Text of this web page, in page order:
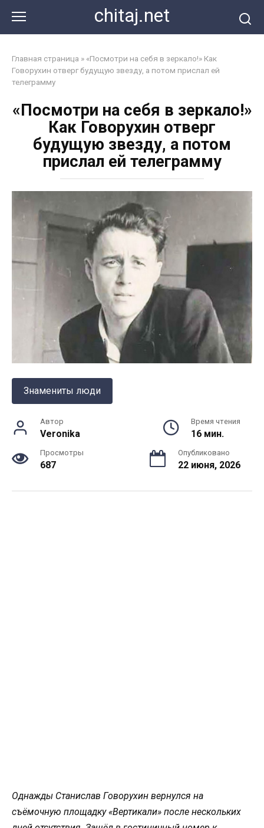
контенту
chitaj.net
Главная страница » «Посмотри на себя в зеркало!» Как
Говорухин отверг будущую звезду, а потом прислал ей
телеграмму
«Посмотри на себя в зеркало!»
Как Говорухин отверг
будущую звезду, а потом
прислал ей телеграмму
Знамениты люди
Автор
Veronika
Время чтения
16 мин.
Просмотры
687
Опубликовано
22 июня, 2026
Однажды Станислав Говорухин вернулся на
съёмочную площадку «Вертикали» после нескольких